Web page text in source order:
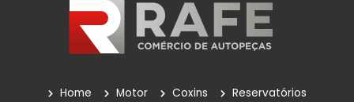
POLIA DA BOMBA D'ÁGUA
Reservatório
Reservatório De Para-Brisas
Home Motor Coxins
Reservatórios